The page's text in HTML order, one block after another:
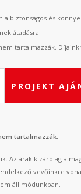
biztonságos és
átadásra.
tartalmazzák.
PROJEKT
tartalmazzák.
Az árak kizárólag a
vevőinkre
áll módunkban.